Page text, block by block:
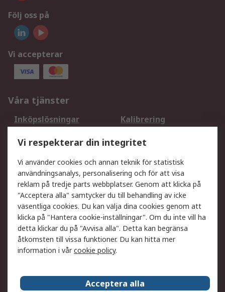
Följ oss på
Vi accepterar
Våra tjänster
Inköpslösningar
Kalibrering
DesignSpark
Teknisk Support
Ditt lokala säljteam
Exportlösningar
Support
Få hjälp
Retur av varor
Leverans
Spåra din order
Begär en fakturakopi
Fördelar med RS-konto
Betalningsalternativ
Vi respekterar din integritet
Vi använder cookies och annan teknik för statistisk
användningsanalys, personalisering och för att visa
reklam på tredje parts webbplatser. Genom att klicka på
"Acceptera alla" samtycker du till behandling av icke
väsentliga cookies. Du kan välja dina cookies genom att
klicka på "Hantera cookie-inställningar". Om du inte vill ha
detta klickar du på "Avvisa alla". Detta kan begränsa
åtkomsten till vissa funktioner. Du kan hitta mer
information i vårcookie policy.
Acceptera alla